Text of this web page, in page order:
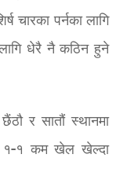
चारका पर्नका लागि
धेरै नै कठिन हुने
र सातौं स्थानमा
१-१ कम खेल खेल्दा